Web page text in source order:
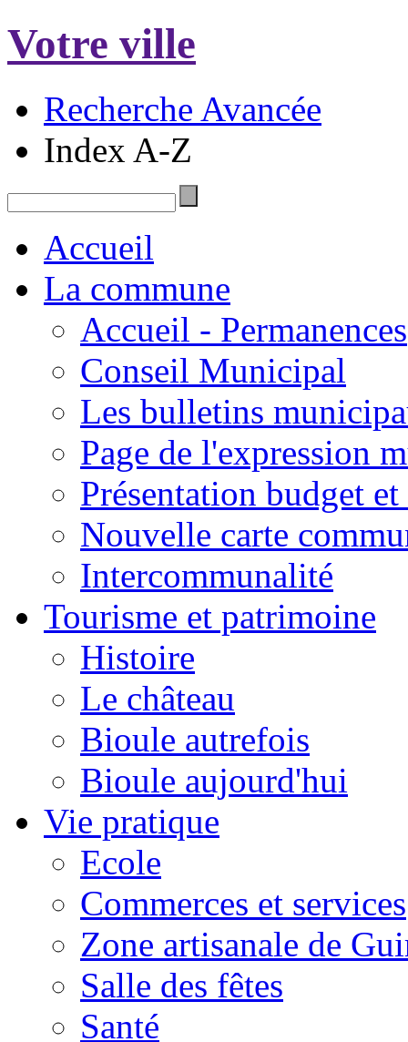
Votre ville
Recherche Avancée
Index A-Z
Accueil
La commune
Accueil - Permanences
Conseil Municipal
Les bulletins
Page de l'expression
Présentation budget
Nouvelle carte
Intercommunalité
Tourisme et patrimoine
Histoire
Le château
Bioule autrefois
Bioule aujourd'hui
Vie pratique
Ecole
Commerces et services
Zone artisanale de
Salle des fêtes
Santé